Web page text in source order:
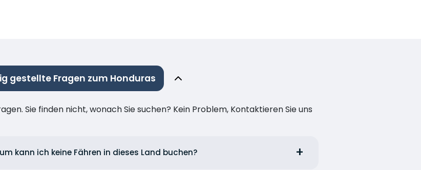
gestellte Fragen zum Honduras
Sie finden nicht, wonach Sie suchen? Kein Problem, Kontaktieren Sie uns
kann ich keine Fähren in dieses Land buchen?